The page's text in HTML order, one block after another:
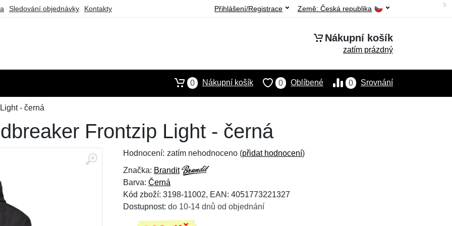
Sledování objednávky Kontakty Země: Česká republika
Přihlášení/Registrace
Nákupní košík
zatím prázdný
0 Srovnání
0 Oblíbené
0 Nákupní košík
- černá
Frontzip Light - černá
Hodnocení: zatím nehodnoceno (přidat hodnocení)
Značka: Brandit
Barva: Černá
Kód zboží: 3198-11002, EAN: 4051773221327
Dostupnost: do 10-14 dnů od objednání